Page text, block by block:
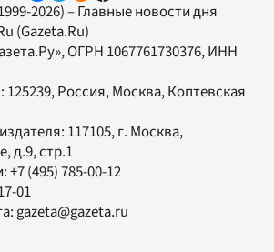
2026) – Главные новости дня
(Gazeta.Ru)
, ОГРН 1067761730376, ИНН
125239, Россия, Москва, Коптевская
117105, г. Москва,
д.9, стр.1
+7 (495) 785-00-12
01
gazeta@gazeta.ru